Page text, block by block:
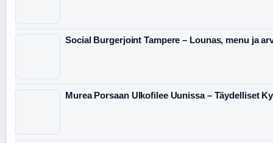
Social Burgerjoint Tampere – Lounas, menu ja
Murea Porsaan Ulkofilee Uunissa – Täydelliset